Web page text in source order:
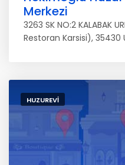
Merkezi
3263 SK NO:2 KALABAK
Restoran Karsisi), 35430
HUZUREVI